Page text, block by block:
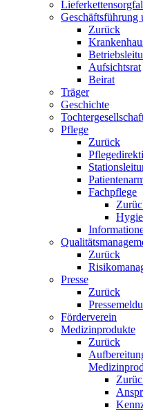
Geschäftsführung
Zurück
Aufsichtsrat
Beirat
Träger
Geschichte
Pflege
Zurück
Fachpflege
Zurück
Presse
Zurück
Förderverein
Medizinprodukte
Zurück